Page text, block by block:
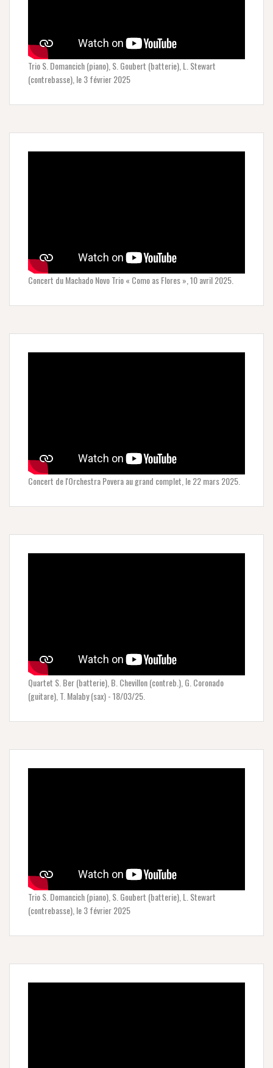
Trio S. Domancich (piano), S. Goubert (batterie), L. Stewart
(contrebasse), le 3 février 2025
Concert du Machado Novo Trio « Como as Flores », 10 avril 2025.
Concert de l'Orchestra Povera au grand complet, le 22 mars 2025.
Quartet S. Ber (batterie), B. Chevillon (contreb.), G. Coronado
(guitare), T. Malaby (sax) - 18/03/25.
Trio S. Domancich (piano), S. Goubert (batterie), L. Stewart
(contrebasse), le 3 février 2025